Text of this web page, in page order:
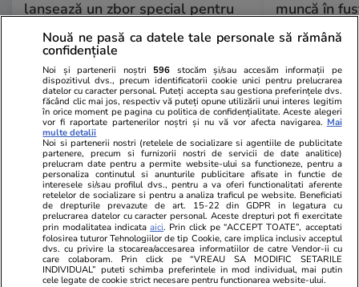
lansează un zbor special pentru
cei care vor să vadă eclipsa solară
din cer
muncă în
Horoscop 07 aug.
Horoscop 8 august 2026.
Fecioarele sunt pregătite să-și
asume o creștere mai lentă și
anumite limitări în schimbul
Nouă ne pasă ca datele tale personale să rămână
confidențiale
Noi și partenerii noștri 596 stocăm și/sau accesăm informații pe
dispozitivul dvs., precum identificatorii cookie unici pentru prelucrarea
datelor cu caracter personal. Puteți accepta sau gestiona preferințele dvs.
făcând clic mai jos, respectiv vă puteți opune utilizării unui interes legitim
în orice moment pe pagina cu politica de confidențialitate. Aceste alegeri
vor fi raportate partenerilor noștri și nu vă vor afecta navigarea. Mai
multe detalii
Noi si partenerii nostri (retelele de socializare si agentiile de publicitate
partenere, precum si furnizorii nostri de servicii de date analitice)
prelucram date pentru a permite website-ului sa functioneze, pentru a
personaliza continutul si anunturile publicitare afisate in functie de
interesele si/sau profilul dvs., pentru a va oferi functionalitati aferente
retelelor de socializare si pentru a analiza traficul pe website. Beneficiati
de drepturile prevazute de art. 15-22 din GDPR in legatura cu
prelucrarea datelor cu caracter personal. Aceste drepturi pot fi exercitate
prin modalitatea indicataaici. Prin click pe “ACCEPT TOATE”, acceptati
folosirea tuturor Tehnologiilor de tip Cookie, care implica inclusiv acceptul
dvs. cu privire la stocarea/accesarea informatiilor de catre Vendor-ii cu
care colaboram. Prin click pe “VREAU SA MODIFIC SETARILE
INDIVIDUAL” puteti schimba preferintele in mod individual, mai putin
cele legate de cookie strict necesare pentru functionarea website-ului.